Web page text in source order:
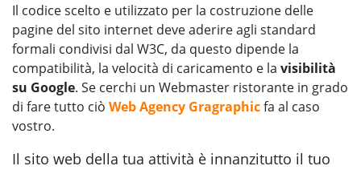
Il codice scelto e utilizzato per la costruzione delle
pagine del sito internet deve aderire agli standard
formali condivisi dal W3C, da questo dipende la
compatibilità, la velocità di caricamento e la visibilità
su Google. Se cerchi un Webmaster ristorante in grado
di fare tutto ciò Web Agency Gragraphicfa al caso
vostro.
Il sito web della tua attività è innanzitutto il tuo